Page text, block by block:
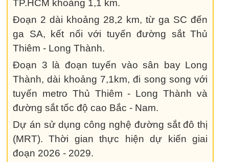
TP.HCM khoảng 1,1 km.
Đoạn 2 dài khoảng 28,2 km, từ ga SC đến
ga SA, kết nối với tuyến đường sắt Thủ
Thiêm - Long Thành.
Đoạn 3 là đoạn tuyến vào sân bay Long
Thành, dài khoảng 7,1km, đi song song với
tuyến metro Thủ Thiêm - Long Thành và
đường sắt tốc độ cao Bắc - Nam.
Dự án sử dụng công nghệ đường sắt đô thị
(MRT). Thời gian thực hiện dự kiến giai
đoạn 2026 - 2029.